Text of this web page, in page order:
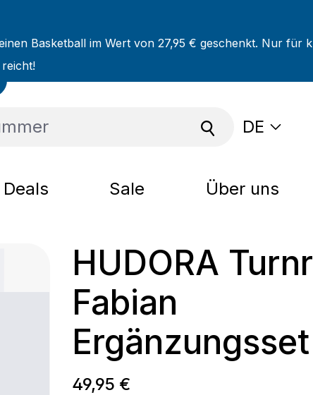
Basketball im Wert von 27,95 € geschenkt. Nur für
DE
Sale Über uns
HUDORA
Fabian
Ergänzungsset
Regulärer Preis:
49,95 €